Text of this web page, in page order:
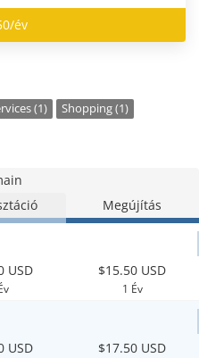
év
(1)
Shopping (1)
Megújítás
USD $15.50 USD
1 Év
USD $17.50 USD